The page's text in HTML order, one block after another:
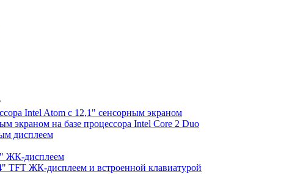
Intel Atom с 12,1" сенсорным экраном
экраном на базе процессора Intel Core 2 Duo
дисплеем
ЖК-дисплеем
TFT ЖК-дисплеем и встроенной клавиатурой